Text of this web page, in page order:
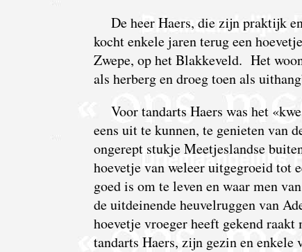
De heer Haers, die zijn praktijk
kocht enkele jaren terug een
Zwepe, op het Blakkeveld. Het
als herberg en droeg toen als
Voor tandarts Haers was het
eens uit te kunnen, te genieten van
ongerept stukje Meetjeslandse
hoevetje van weleer uitgegroeid tot
goed is om te leven en waar men
de uitdeinende heuvelruggen van
hoevetje vroeger heeft gekend
tandarts Haers, zijn gezin en enkele